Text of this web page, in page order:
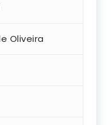
Oliveira